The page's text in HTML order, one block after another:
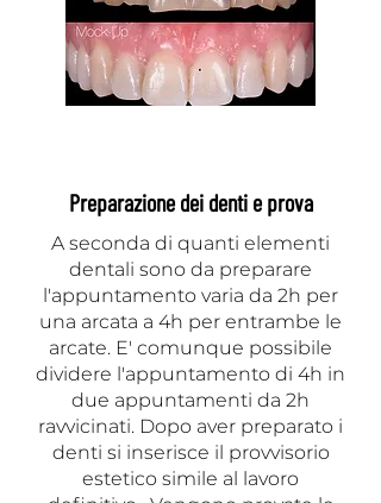
Preparazione dei denti e prova
A seconda di quanti elementi
dentali sono da preparare
l'appuntamento varia da 2h per
una arcata a 4h per entrambe le
arcate. E' comunque possibile
dividere l'appuntamento di 4h in
due appuntamenti da 2h
ravvicinati. Dopo aver preparato i
denti si inserisce il provvisorio
estetico simile al lavoro